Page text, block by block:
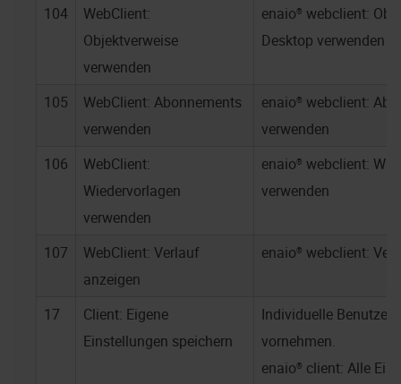
104
WebClient:
Objektverweise
verwenden
enaio® webclient:
Desktop verwenden
105
WebClient: Abonnements
verwenden
enaio® webclient:
verwenden
106
WebClient:
Wiedervorlagen
verwenden
enaio® webclient:
verwenden
107
WebClient: Verlauf
anzeigen
enaio® webclient:
17
Client: Eigene
Einstellungen speichern
Individuelle
vornehmen.
enaio® client: Alle